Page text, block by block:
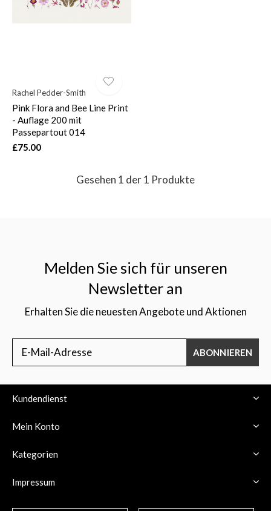
Rachel Pedder-Smith
Pink Flora and Bee Line Print
- Auflage 200 mit
Passepartout 014
£75.00
Gesehen 1 der 1 Produkte
Melden Sie sich für unseren
Newsletter an
Erhalten Sie die neuesten Angebote und Aktionen
ABONNIEREN
Kundendienst
Mein Konto
Kategorien
Impressum